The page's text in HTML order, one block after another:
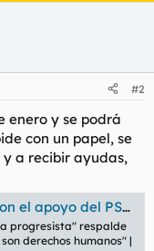
#2
enero y se podrá
con un papel, se
y a recibir ayudas,
la abstención de Carmen Calvo
progresista" respalde
derechos humanos" |